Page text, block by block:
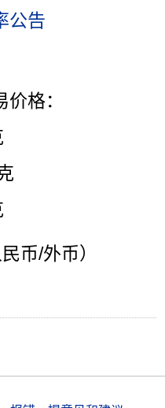
公告
格：
民币/外币）